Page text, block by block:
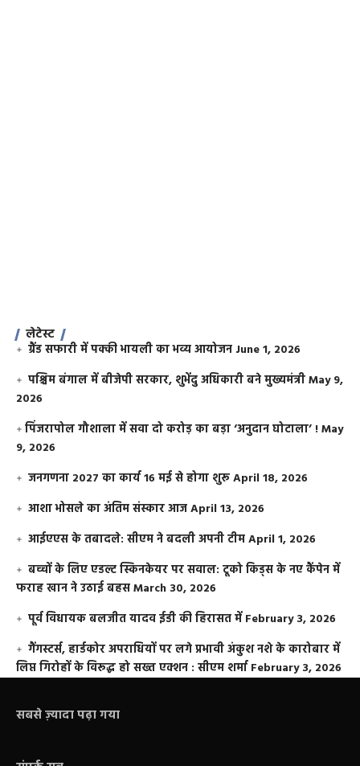
लेटेस्ट
ग्रैंड सफारी में पक्की भायली का भव्य आयोजन June 1, 2026
पश्चिम बंगाल में बीजेपी सरकार, शुभेंदु अधिकारी बने मुख्यमंत्रीMay 9,
2026
​पिंजरापोल गौशाला में सवा दो करोड़ का बड़ा ‘अनुदान घोटाला’ !May
9, 2026
जनगणना 2027 का कार्य 16 मई से होगा शुरूApril 18, 2026
आशा भोसले का अंतिम संस्कार आजApril 13, 2026
आईएएस के तबादले: सीएम ने बदली अपनी टीमApril 1, 2026
बच्चों के लिए एडल्ट स्किनकेयर पर सवाल: टूको किड्स के नए कैंपेन में
फराह खान ने उठाई बहसMarch 30, 2026
पूर्व विधायक बलजीत यादव ईडी की हिरासत में February 3, 2026
गैंगस्टर्स, हार्डकोर अपराधियों पर लगे प्रभावी अंकुश नशे के कारोबार में
लिप्त गिरोहों के विरूद्ध हो सख्त एक्शन : सीएम शर्मा February 3, 2026
सबसे ज़्यादा पढ़ा गया